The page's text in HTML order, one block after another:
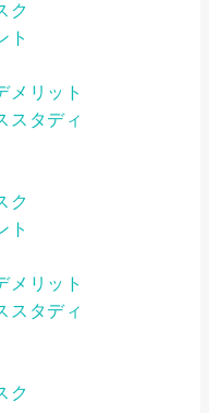
ク
ト
メリット
スタディ
ク
ト
メリット
スタディ
ク